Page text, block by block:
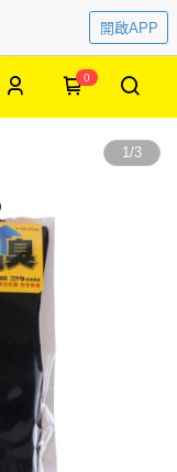
開啟APP
0
1/3